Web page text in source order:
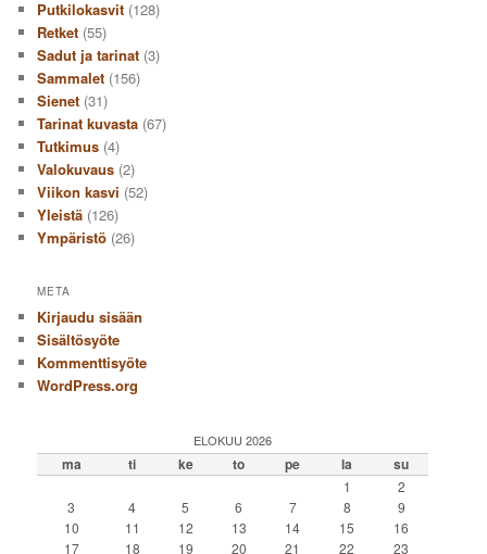
Putkilokasvit (128)
Retket (55)
Sadut ja tarinat (3)
Sammalet (156)
Sienet (31)
Tarinat kuvasta (67)
Tutkimus (4)
Valokuvaus (2)
Viikon kasvi (52)
Yleistä (126)
Ympäristö (26)
META
Kirjaudu sisään
Sisältösyöte
Kommenttisyöte
WordPress.org
ELOKUU 2026
ma ti ke to pe la su
1
2
3
4 5 6 7 8
9
10
11 12 13 14 15
16
17
18 19 20 21 22 23